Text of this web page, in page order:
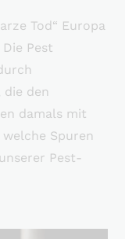
Tod“ Europa
Pest
die den
damals mit
Spuren
Pest-